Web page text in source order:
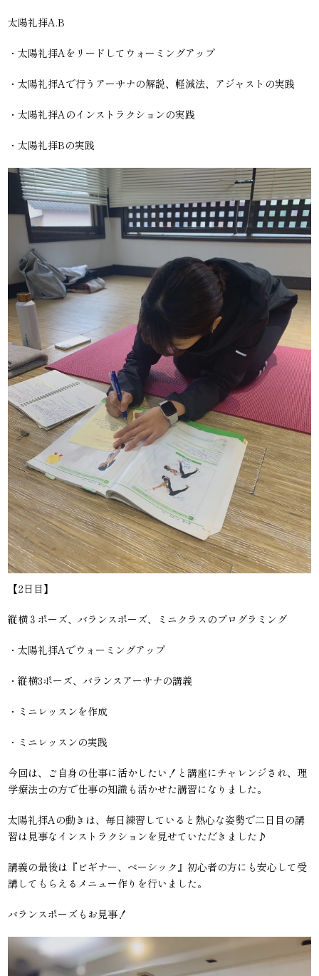
太陽礼拝A.B
・太陽礼拝Aをリードしてウォーミングアップ
・太陽礼拝Aで行うアーサナの解説、軽減法、アジャストの実践
・太陽礼拝Aのインストラクションの実践
・太陽礼拝Bの実践
【2日目】
縦横３ポーズ、バランスポーズ、ミニクラスのプログラミング
・太陽礼拝Aでウォーミングアップ
・縦横3ポーズ、バランスアーサナの講義
・ミニレッスンを作成
・ミニレッスンの実践
今回は、ご自身の仕事に活かしたい！と講座にチャレンジされ、理
学療法士の方で仕事の知識も活かせた講習になりました。
太陽礼拝Aの動きは、毎日練習していると熱心な姿勢で二日目の講
習は見事なインストラクションを見せていただきました♪
講義の最後は『ビギナー、ベーシック』初心者の方にも安心して受
講してもらえるメニュー作りを行いました。
バランスポーズもお見事！